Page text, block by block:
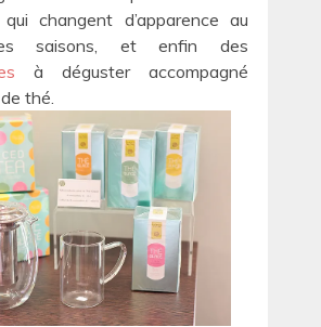
changent d’apparence au
saisons, et enfin des
à déguster accompagné
thé.